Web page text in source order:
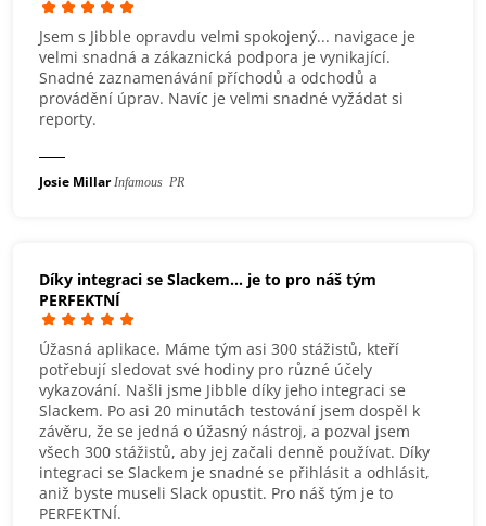
Jsem s Jibble opravdu velmi spokojený... navigace je
velmi snadná a zákaznická podpora je vynikající.
Snadné zaznamenávání příchodů a odchodů a
provádění úprav. Navíc je velmi snadné vyžádat si
reporty.
Josie Millar Infamous PR
Díky integraci se Slackem... je to pro náš tým
PERFEKTNÍ
Úžasná aplikace. Máme tým asi 300 stážistů, kteří
potřebují sledovat své hodiny pro různé účely
vykazování. Našli jsme Jibble díky jeho integraci se
Slackem. Po asi 20 minutách testování jsem dospěl k
závěru, že se jedná o úžasný nástroj, a pozval jsem
všech 300 stážistů, aby jej začali denně používat. Díky
integraci se Slackem je snadné se přihlásit a odhlásit,
aniž byste museli Slack opustit. Pro náš tým je to
PERFEKTNÍ.